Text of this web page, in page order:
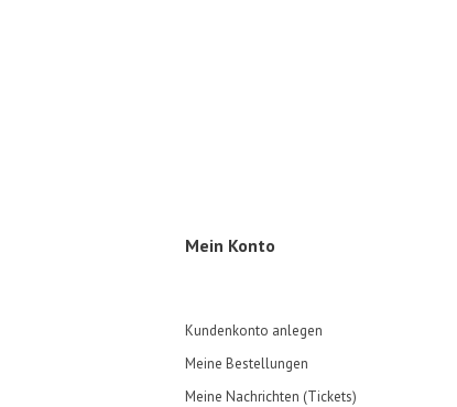
Mein Konto
Kundenkonto anlegen
Meine Bestellungen
Meine Nachrichten (Tickets)